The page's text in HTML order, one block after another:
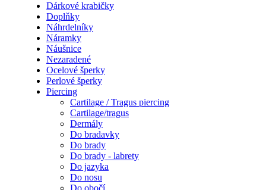
Dárkové krabičky
Doplňky
Náhrdelníky
Náramky
Náušnice
Nezaradené
Ocelové šperky
Perlové šperky
Piercing
Cartilage / Tragus piercing
Cartilage/tragus
Dermály
Do bradavky
Do brady
Do brady - labrety
Do jazyka
Do nosu